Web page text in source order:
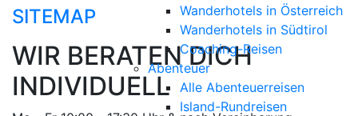
Wanderhotels in Österreich
Wanderhotels in Südtirol
Coaching-Reisen
Abenteuer
Alle Abenteuerreisen
Island-Rundreisen
SITEMAP
WIR BERATEN DICH
INDIVIDUELL